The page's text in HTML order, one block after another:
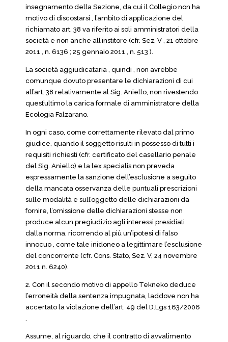
insegnamento della Sezione, da cui il Collegio non ha
motivo di discostarsi , l’ambito di applicazione del
richiamato art. 38 va riferito ai soli amministratori della
società e non anche all’institore (cfr. Sez. V , 21 ottobre
2011 , n. 6136 ; 25 gennaio 2011 , n. 513 ).
La società aggiudicataria , quindi , non avrebbe
comunque dovuto presentare le dichiarazioni di cui
all’art. 38 relativamente al Sig. Aniello, non rivestendo
quest’ultimo la carica formale di amministratore della
Ecologia Falzarano.
In ogni caso, come correttamente rilevato dal primo
giudice, quando il soggetto risulti in possesso di tutti i
requisiti richiesti (cfr. certificato del casellario penale
del Sig. Aniello) e la lex specialis non preveda
espressamente la sanzione dell’esclusione a seguito
della mancata osservanza delle puntuali prescrizioni
sulle modalità e sull’oggetto delle dichiarazioni da
fornire, l’omissione delle dichiarazioni stesse non
produce alcun pregiudizio agli interessi presidiati
dalla norma, ricorrendo al più un’ipotesi di falso
innocuo , come tale inidoneo a legittimare l’esclusione
del concorrente (cfr. Cons. Stato, Sez. V, 24 novembre
2011 n. 6240).
2. Con il secondo motivo di appello Tekneko deduce
l’erroneità della sentenza impugnata, laddove non ha
accertato la violazione dell’art. 49 del D.Lgs 163/2006
.
Assume, al riguardo, che il contratto di avvalimento